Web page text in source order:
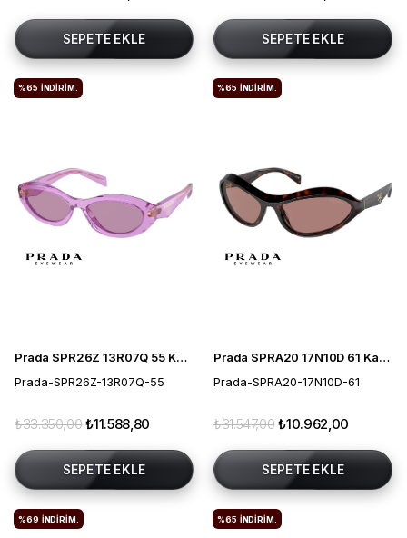
SEPETE EKLE SEPETE EKLE
Prada SPR26Z 13R07Q 55 Kadın Güneş Gözlüğü
Prada-SPR26Z-13R07Q-55
₺11.588,80
₺33.350,00
SEPETE EKLE
%65 İNDIRIM.
Prada SPRA20 17N10D 61 Kadın Güneş Gözlüğü
Prada-SPRA20-17N10D-61
₺10.962,00
₺31.547,00
SEPETE EKLE
%65 İNDIRIM.
%69 İNDIRIM. %65 İNDIRIM.